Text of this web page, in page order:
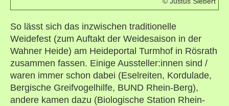
So lässt sich das inzwischen traditionelle
Weidefest (zum Auftakt der Weidesaison in der
Wahner Heide) am Heideportal Turmhof in Rösrath
zusammen fassen. Einige Aussteller:innen sind /
waren immer schon dabei (Eselreiten, Kordulade,
Bergische Greifvogelhilfe, BUND Rhein-Berg),
andere kamen dazu (Biologische Station Rhein-